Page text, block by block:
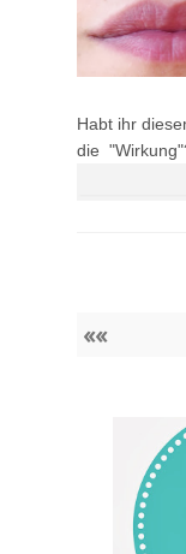
Habt ihr
die
««